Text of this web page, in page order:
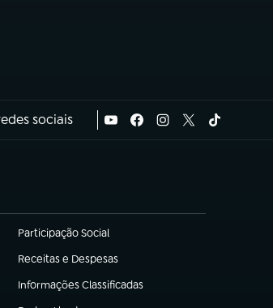
sociais
Participação Social
(abre em nova aba)
Receitas e Despesas
(abre em nova aba)
Informações Classificadas
(abre em nova aba)